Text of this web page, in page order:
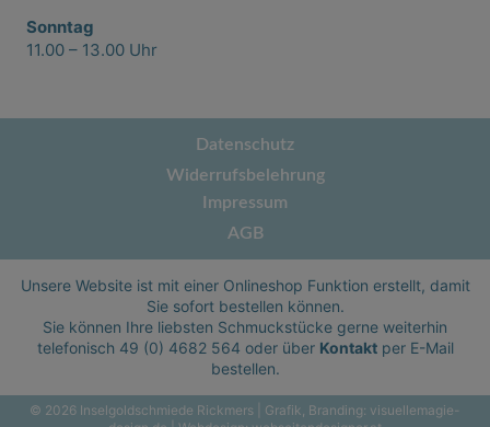
Sonntag
11.00 – 13.00 Uhr
Datenschutz
Widerrufsbelehrung
Impressum
AGB
Unsere Website ist mit einer Onlineshop Funktion erstellt, damit
Sie sofort bestellen können.
Sie können Ihre liebsten Schmuckstücke gerne weiterhin
telefonisch 49 (0) 4682 564 oder über Kontaktper E-Mail
bestellen.
© 2026 Inselgoldschmiede Rickmers | Grafik, Branding: visuellemagie-